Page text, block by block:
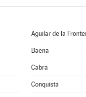
Aguilar de la
Baena
Cabra
Conquista